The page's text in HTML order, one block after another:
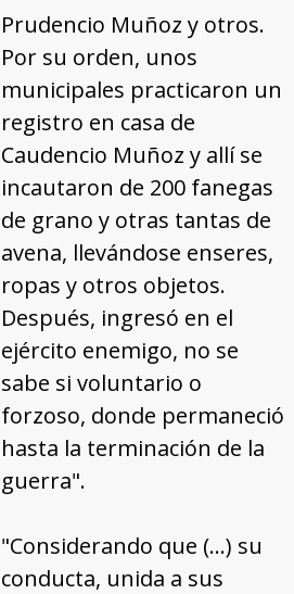
Prudencio Muñoz y otros.
Por su orden, unos
municipales practicaron un
registro en casa de
Caudencio Muñoz y allí se
incautaron de 200 fanegas
de grano y otras tantas de
avena, llevándose enseres,
ropas y otros objetos.
Después, ingresó en el
ejército enemigo, no se
sabe si voluntario o
forzoso, donde permaneció
hasta la terminación de la
guerra".
"Considerando que (...) su
conducta, unida a sus